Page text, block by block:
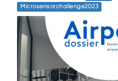
Microsensorchallenge2023